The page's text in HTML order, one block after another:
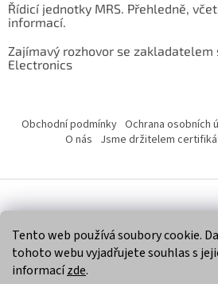
Tento web používá soubory cookie.
tohoto webu vyjadřujete souhlas s
informacízde.
Řídicí jednotky MRS. Přehledně,
informací.
Zajímavý rozhovor se zakladatelem
Electronics
Obchodní podmínky Ochrana osobních
O nás Jsme držitelem
Copyright 2026